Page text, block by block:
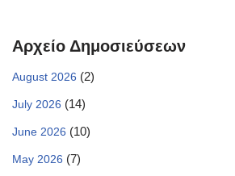
Αρχείο Δημοσιεύσεων
August 2026 (2)
July 2026 (14)
June 2026 (10)
May 2026 (7)